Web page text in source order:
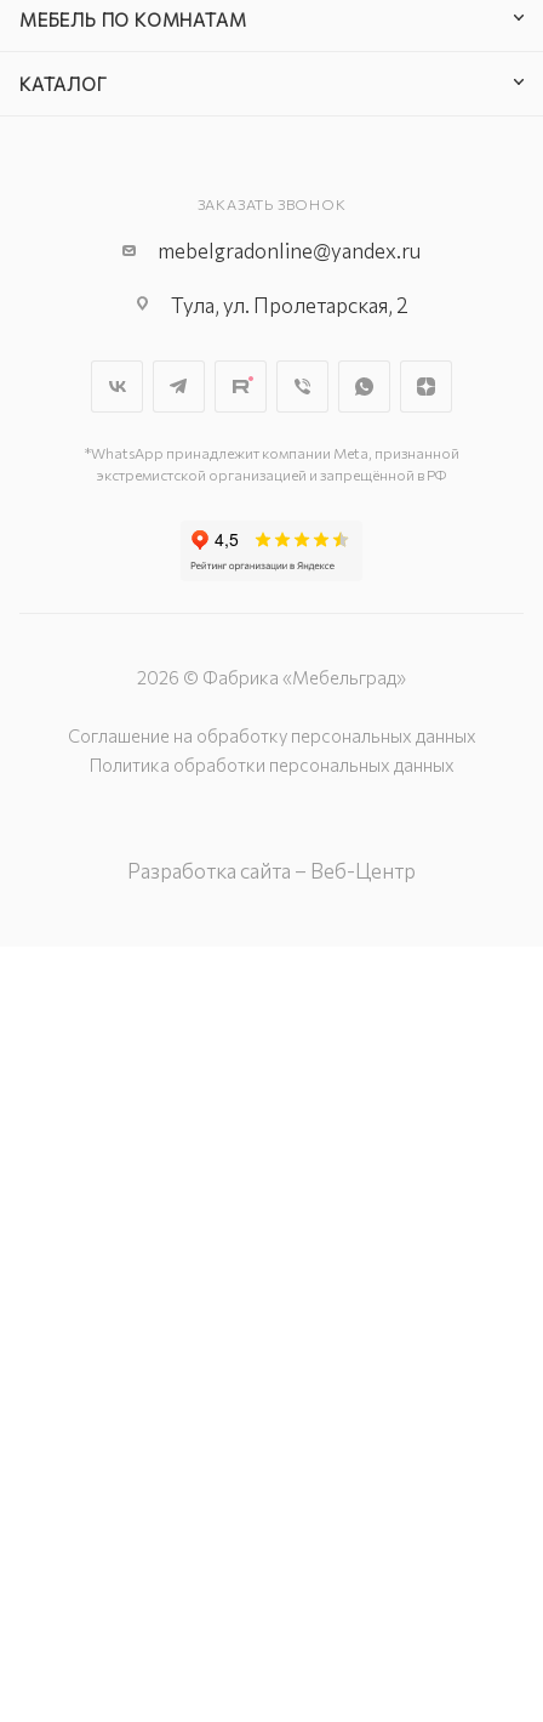
МЕБЕЛЬ ПО КОМНАТАМ
КАТАЛОГ
ЗАКАЗАТЬ ЗВОНОК
mebelgradonline@yandex.ru
Тула, ул. Пролетарская, 2
*WhatsApp принадлежит компании Meta, признанной
экстремистской организацией и запрещённой в РФ
2026 © Фабрика «Мебельград»
Соглашение на обработку персональных данных
Политика обработки персональных данных
Разработка сайта – Веб-Центр